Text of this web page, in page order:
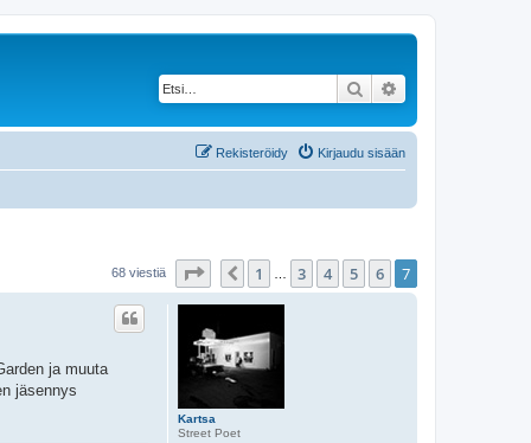
Etsi
Kirjaudu sisään
Rekisteröidy
68 viestiä Sivu 7Edellinen
1 3 4 5 6 7
Kartsa
Street Poet
ja muuta
jäsennys